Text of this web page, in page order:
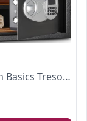
Amazon Basics Tresor aus Stahl, Sicherheit für Zuhause, mit digitaler Tastatursperre – für Bargeld, Schmuck, Ausweise, Dokumente, 14 l, 35cm x 25cm x 25cm (B x T x H), Schwarz